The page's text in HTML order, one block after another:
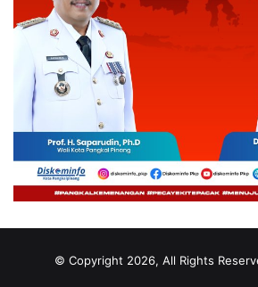
© Copyright 2026, All Rights